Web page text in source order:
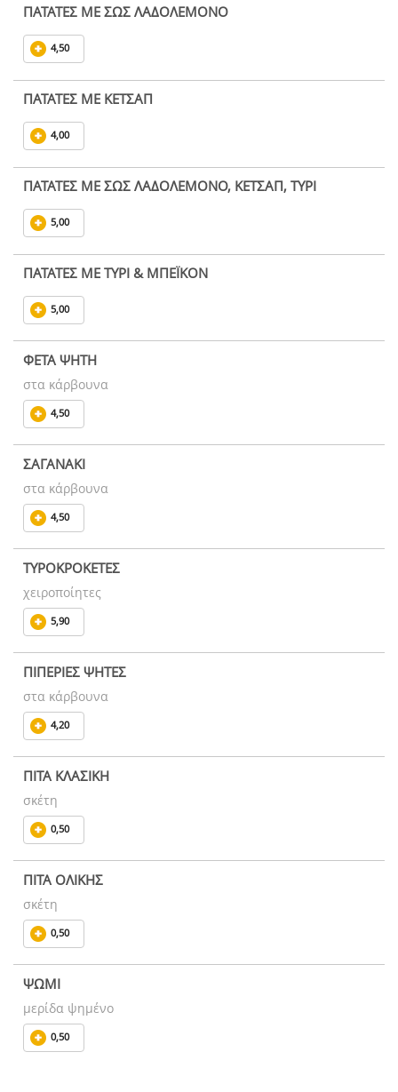
ΠΑΤΑΤΕΣ ΜΕ ΣΩΣ ΛΑΔΟΛΕΜΟΝΟ
4,50
ΠΑΤΑΤΕΣ ΜΕ ΚΕΤΣΑΠ
4,00
ΠΑΤΑΤΕΣ ΜΕ ΣΩΣ ΛΑΔΟΛΕΜΟΝΟ, ΚΕΤΣΑΠ, ΤΥΡΙ
5,00
ΠΑΤΑΤΕΣ ΜΕ ΤΥΡΙ & ΜΠΕΪΚΟΝ
5,00
ΦΕΤΑ ΨΗΤΗ
στα κάρβουνα
4,50
ΣΑΓΑΝΑΚΙ
στα κάρβουνα
4,50
ΤΥΡΟΚΡΟΚΕΤΕΣ
χειροποίητες
5,90
ΠΙΠΕΡΙΕΣ ΨΗΤΕΣ
στα κάρβουνα
4,20
ΠΙΤΑ ΚΛΑΣΙΚΗ
σκέτη
0,50
ΠΙΤΑ ΟΛΙΚΗΣ
σκέτη
0,50
ΨΩΜΙ
μερίδα ψημένο
0,50